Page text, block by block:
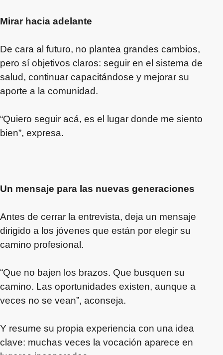
Mirar hacia adelante
De cara al futuro, no plantea grandes cambios,
pero sí objetivos claros: seguir en el sistema de
salud, continuar capacitándose y mejorar su
aporte a la comunidad.
“Quiero seguir acá, es el lugar donde me siento
bien”, expresa.
Un mensaje para las nuevas generaciones
Antes de cerrar la entrevista, deja un mensaje
dirigido a los jóvenes que están por elegir su
camino profesional.
“Que no bajen los brazos. Que busquen su
camino. Las oportunidades existen, aunque a
veces no se vean”, aconseja.
Y resume su propia experiencia con una idea
clave: muchas veces la vocación aparece en